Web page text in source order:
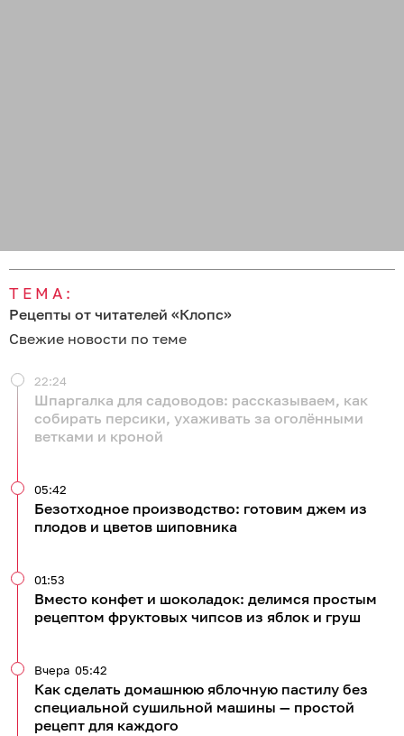
ТЕМА:
Рецепты от читателей «Клопс»
Свежие новости по теме
Шпаргалка для садоводов: рассказываем, как
собирать персики, ухаживать за оголёнными
ветками и кроной
22:24
Безотходное производство: готовим джем из
плодов и цветов шиповника
05:42
Вместо конфет и шоколадок: делимся простым
рецептом фруктовых чипсов из яблок и груш
01:53
Как сделать домашнюю яблочную пастилу без
специальной сушильной машины — простой
рецепт для каждого
Вчера 05:42